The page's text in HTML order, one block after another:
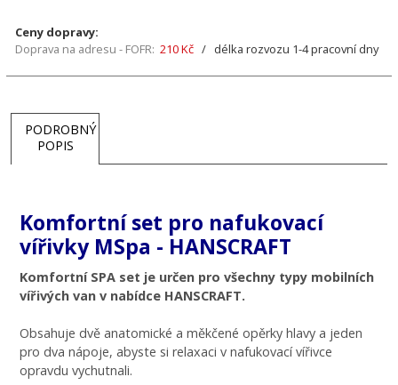
Ceny dopravy:
Doprava na adresu - FOFR: 210 Kč / délka rozvozu 1-4 pracovní dny
PODROBNÝ
POPIS
Komfortní set pro nafukovací
vířivky MSpa - HANSCRAFT
Komfortní SPA set je určen pro všechny typy mobilních
vířivých van v nabídce HANSCRAFT.
Obsahuje dvě anatomické a měkčené opěrky hlavy a jeden
pro dva nápoje, abyste si relaxaci v nafukovací vířivce
opravdu vychutnali.